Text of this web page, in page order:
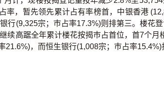
率，暂先领先累计占有率榜首，中银香港
行(9,325宗；巿占率17.3%)则排第三。楼花
续高踞全年累计楼花按揭巿占首位，首7个
21.6%)，而恒生银行(1,008宗；巿占率15.4%)